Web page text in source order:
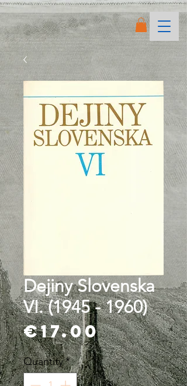
Dejiny Slovenska
VI. (1945 - 1960)
€17.00Price
Quantity*